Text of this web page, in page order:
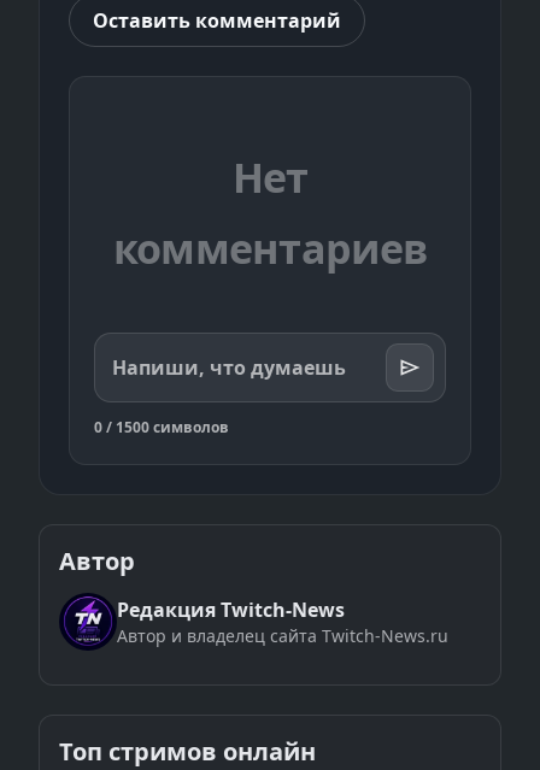
Оставить комментарий
Нет
комментариев
Напиши, что думаешь
0 / 1500 символов
Автор
Редакция Twitch-News
Автор и владелец сайта Twitch-News.ru
Топ стримов онлайн